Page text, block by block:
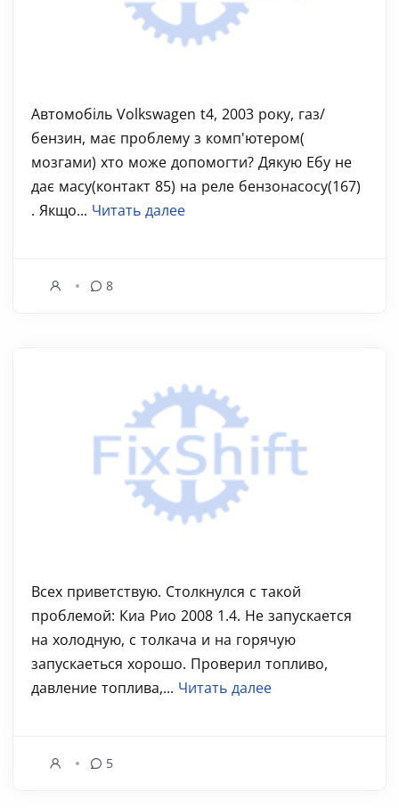
Автомобіль Volkswagen t4, 2003 року, газ/
бензин, має проблему з комп'ютером(
мозгами) хто може допомогти? Дякую Ебу не
дає масу(контакт 85) на реле бензонасосу(167)
. Якщо... Читать далее
8
Всех приветствую. Столкнулся с такой
проблемой: Киа Рио 2008 1.4. Не запускается
на холодную, с толкача и на горячую
запускаеться хорошо. Проверил топливо,
давление топлива,... Читать далее
5